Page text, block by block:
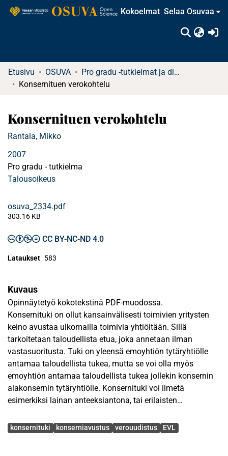
Kokoelmat Selaa Osuvaa
Etusivu OSUVA
Pro gradu -tutkielmat ja diplomityöt
Konsernituen verokohtelu
Konsernituen verokohtelu
Rantala, Mikko
2007
Pro gradu - tutkielma
Talousoikeus
osuva_2334.pdf
303.16 KB
CC BY-NC-ND 4.0
Lataukset 583
Kuvaus
Opinnäytetyö kokotekstinä PDF-muodossa.
Konsernituki on ollut kansainvälisesti toimivien yritysten
keino avustaa ulkomailla toimivia yhtiöitään. Sillä
tarkoitetaan taloudellista etua, joka annetaan ilman
vastasuoritusta. Tuki on yleensä emoyhtiön tytäryhtiölle
antamaa taloudellista tukea, mutta se voi olla myös
emoyhtiön antamaa taloudellista tukea jollekin konsernin
alakonsernin tytäryhtiölle. Konsernituki voi ilmetä
esimerkiksi lainan anteeksiantona, tai erilaisten
Avainsanat
konsernituki konserniavustus verouudistus EVL